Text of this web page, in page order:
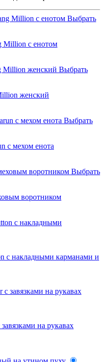
Выбрать
Million с енотом
Выбрать
женский
Выбрать
с мехом енота
Выбрать
воротником
с накладными карманами и
на рукавах